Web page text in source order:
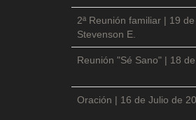
2ª Reunión familiar | 19
Stevenson E.
Reunión "Sé Sano" | 18
Oración | 16 de Julio de